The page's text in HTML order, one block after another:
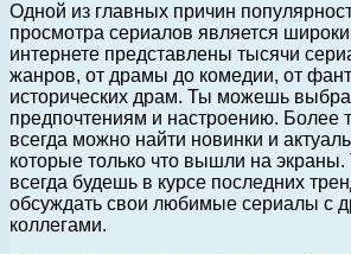
Одной из главных причин
просмотра сериалов является
интернете представлены тысячи
жанров, от драмы до комедии, от
исторических драм. Ты можешь
предпочтениям и настроению. Более
всегда можно найти новинки и
которые только что вышли на
всегда будешь в курсе последних
обсуждать свои любимые сериалы с
коллегами.